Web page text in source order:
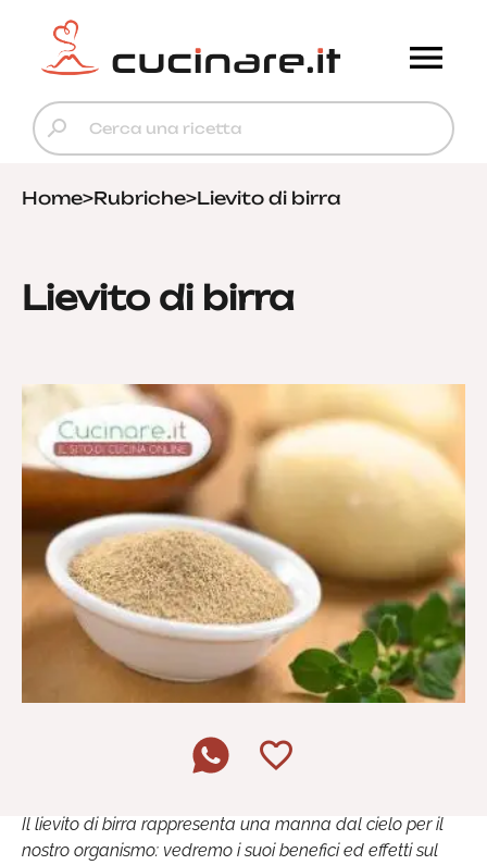
Home>Rubriche>Lievito di birra
Lievito di birra
Il lievito di birra rappresenta una manna dal cielo per il
nostro organismo: vedremo i suoi benefici ed effetti sul